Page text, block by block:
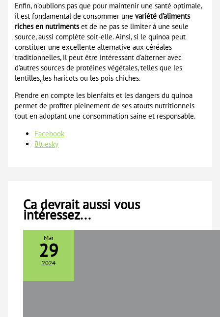
Enfin, n’oublions pas que pour maintenir une santé optimale,
il est fondamental de consommer unevariété d’aliments
riches en nutrimentset de ne pas se limiter à une seule
source, aussi complète soit-elle. Ainsi, si le quinoa peut
constituer une excellente alternative aux céréales
traditionnelles, il peut être intéressant d’alterner avec
d’autres sources de protéines végétales, telles que les
lentilles, les haricots ou les pois chiches.
Prendre en compte les bienfaits et les dangers du quinoa
permet de profiter pleinement de ses atouts nutritionnels
tout en adoptant une consommation saine et responsable.
Partager
bienfaits
Facebook
Bluesky
Ca devrait aussi vous
intéressez...
Mar
29
2024